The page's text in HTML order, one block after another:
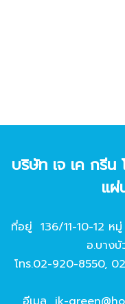
บริษัท เจ เค กรี
แผ่
ที่อยู่ 136/11-10-12 ห
อ.บางบั
โทร.02-920-8550,